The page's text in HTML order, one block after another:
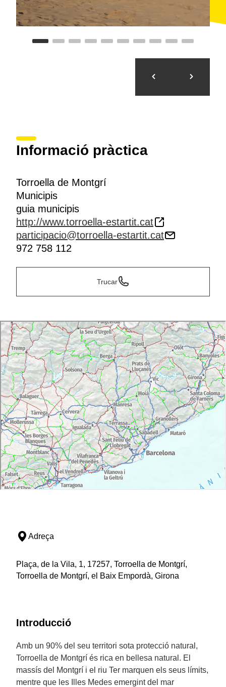
Informació pràctica
Torroella de Montgrí
Municipis
guia municipis
http://www.torroella-estartit.cat
participacio@torroella-estartit.cat
972 758 112
Trucar
Adreça
Plaça, de la Vila, 1, 17257, Torroella de Montgrí,
Torroella de Montgrí, el Baix Empordà, Girona
Introducció
Amb un 90% del seu territori sota protecció natural,
Torroella de Montgrí és rica en bellesa natural. El
massís del Montgrí i el riu Ter marquen els seus límits,
mentre que les Illes Medes emergint del mar